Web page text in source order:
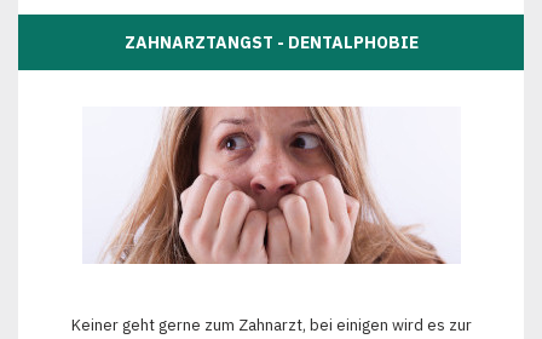
ZAHNARZTANGST - DENTALPHOBIE
Keiner geht gerne zum Zahnarzt, bei einigen wird es zur